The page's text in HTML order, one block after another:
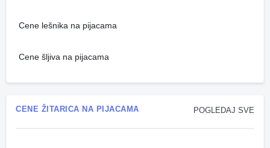
Cene lešnika na pijacama
Cene šljiva na pijacama
POGLEDAJ SVE
CENE ŽITARICA NA PIJACAMA